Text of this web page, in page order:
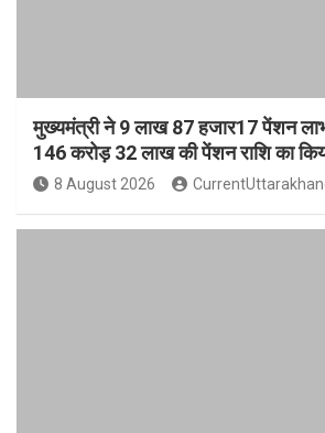
मुख्यमंत्री ने 9 लाख 87 हजार17 पेंशन
146 करोड़ 32 लाख की पेंशन राशि का
8 August 2026